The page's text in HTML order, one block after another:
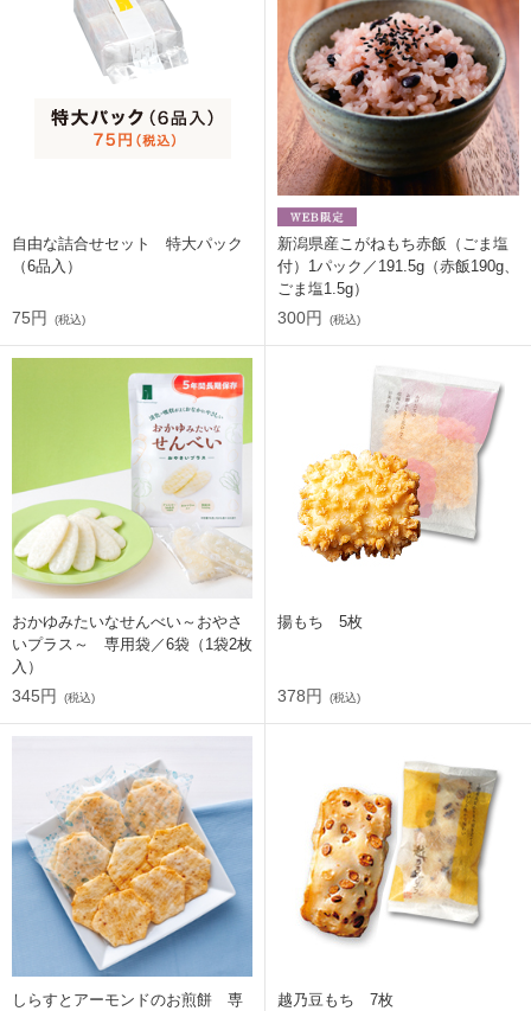
自由な詰合せセット 特大パック
（6品入）
75円 (税込)
新潟県産こがねもち赤飯（ごま塩
付）1パック／191.5g（赤飯190g、
ごま塩1.5g）
300円 (税込)
おかゆみたいなせんべい～おやさ
いプラス～ 専用袋／6袋（1袋2枚
入）
345円 (税込)
揚もち 5枚
378円 (税込)
しらすとアーモンドのお煎餅 専
越乃豆もち 7枚